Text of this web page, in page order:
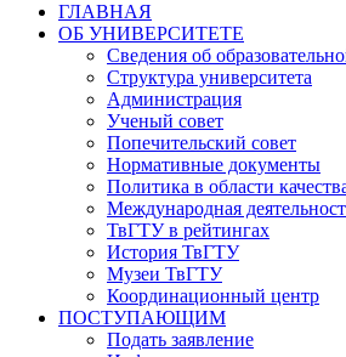
ГЛАВНАЯ
ОБ УНИВЕРСИТЕТЕ
Сведения об
Структура университета
Администрация
Ученый совет
Попечительский совет
Нормативные документы
Политика в области
Международная
ТвГТУ в рейтингах
История ТвГТУ
Музеи ТвГТУ
Координационный центр
ПОСТУПАЮЩИМ
Подать заявление